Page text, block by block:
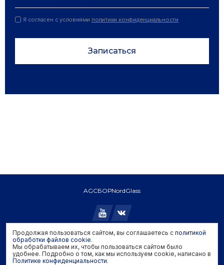
Я согласен с условиями политики конфиденциальности
Записаться
AGCБОРNordGlass
Copyright © 2026 AGC. All rights reserved.
Политика конфиденциальности
Политика обработки файлов cookie
Продолжая пользоваться сайтом, вы соглашаетесь с политикой
обработки файлов cookie.
Мы обрабатываем их, чтобы пользоваться сайтом было
удобнее. Подробно о том, как мы используем cookie, написано в
Политике конфиденциальности.